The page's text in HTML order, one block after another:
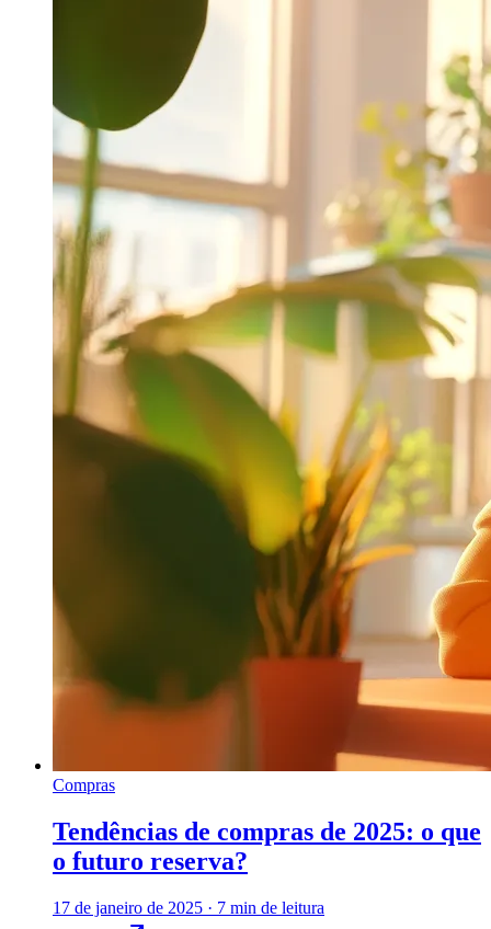
Compras
Tendências de compras de 2025: o que
o futuro reserva?
17 de janeiro de 2025 · 7 min de leitura